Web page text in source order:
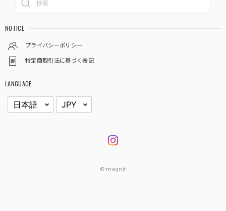
NOTICE
プライバシーポリシー
特定商取引法に基づく表記
LANGUAGE
© magnif